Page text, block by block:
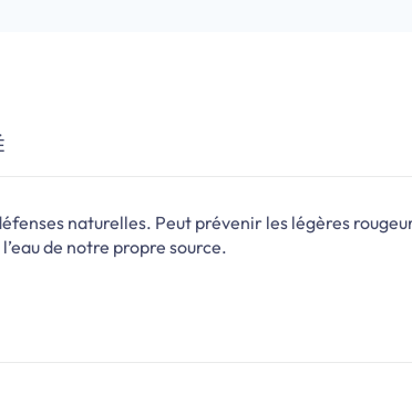
naturelles. Peut prévenir les légères
de notre propre source.